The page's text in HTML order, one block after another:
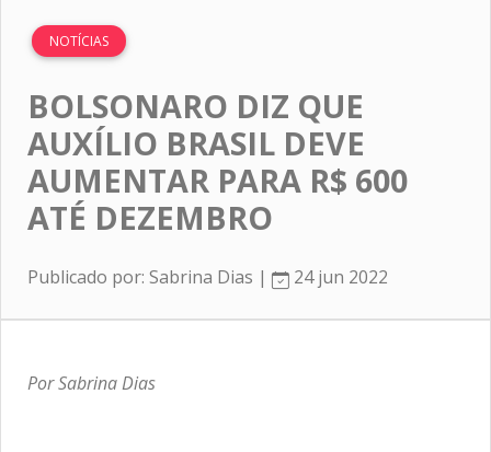
NOTÍCIAS
BOLSONARO DIZ QUE
AUXÍLIO BRASIL DEVE
AUMENTAR PARA R$ 600
ATÉ DEZEMBRO
Publicado por: Sabrina Dias | 24 jun 2022
Por Sabrina Dias